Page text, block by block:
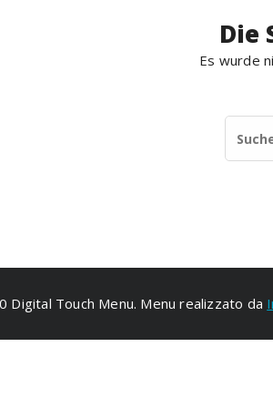
Die
Es wurde
Digital Touch Menu. Menu realizzato da